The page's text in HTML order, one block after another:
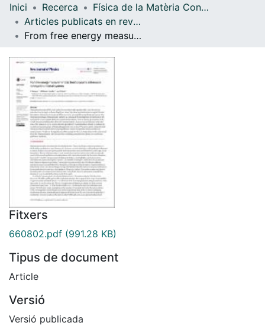
Navega per tot el DD
Inici Recerca
Física de la Matèria Condensada
Articles publicats en revistes (Física de la Matèria Condensada)
From free energy measurements to thermodynamic inference in nonequilibrium small systems
Fitxers
660802.pdf (991.28 KB)
Tipus de document
Article
Versió
Versió publicada